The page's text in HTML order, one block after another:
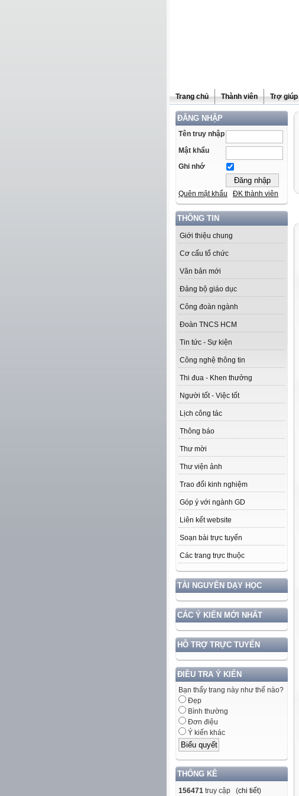
Trang chủ Thành viên Trợ giúp
ĐĂNG NHẬP
Tên truy nhập
Mật khẩu
Ghi nhớ
Quên mật khẩu ĐK thành viên
THÔNG TIN
Giới thiệu chung
Cơ cấu tổ chức
Văn bản mới
Đảng bộ giáo dục
Công đoàn ngành
Đoàn TNCS HCM
Tin tức - Sự kiện
Công nghệ thông tin
Thi đua - Khen thưởng
Người tốt - Việc tốt
Lịch công tác
Thông báo
Thư mời
Thư viện ảnh
Trao đổi kinh nghiệm
Góp ý với ngành GD
Liên kết website
Soạn bài trực tuyến
Các trang trực thuộc
TÀI NGUYÊN DẠY HỌC
CÁC Ý KIẾN MỚI NHẤT
HỖ TRỢ TRỰC TUYẾN
ĐIỀU TRA Ý KIẾN
Bạn thấy trang này như thế nào?
Đẹp
Bình thường
Đơn điệu
Ý kiến khác
THỐNG KÊ
156471 truy cập (chi tiết)